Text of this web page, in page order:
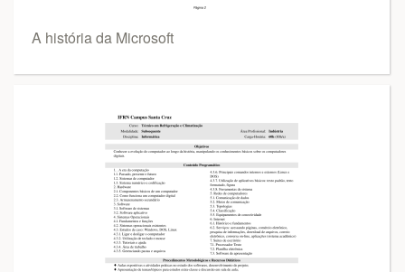
A história da Microsoft